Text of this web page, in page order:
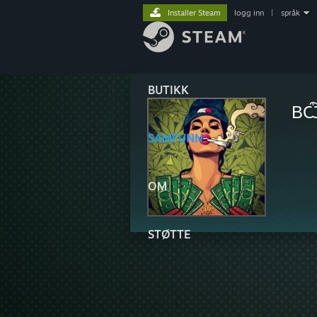
BUTIKK
SAMFUNN
OM
STØTTE
Installer Steam logg inn språk